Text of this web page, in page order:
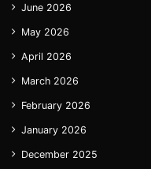
June 2026
May 2026
April 2026
March 2026
February 2026
January 2026
December 2025